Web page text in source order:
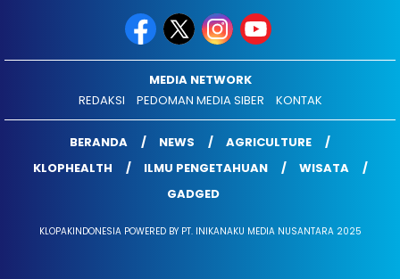
MEDIA NETWORK
REDAKSI
PEDOMAN MEDIA SIBER KONTAK
BERANDA NEWS
AGRICULTURE
KLOPHEALTH
ILMU PENGETAHUAN
WISATA
GADGED
KLOPAKINDONESIA POWERED BY PT. INIKANAKU MEDIA NUSANTARA 2025